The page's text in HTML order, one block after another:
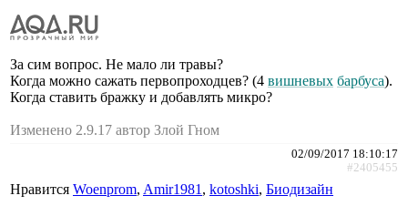
За сим вопрос. Не мало ли травы?
Когда можно сажать первопроходцев? (4 вишневых барбуса).
Когда ставить бражку и добавлять микро?
Изменено 2.9.17 автор Злой Гном
02/09/2017 18:10:17
#2405455
Нравится Woenprom, Amir1981 , kotoshki, Биодизайн